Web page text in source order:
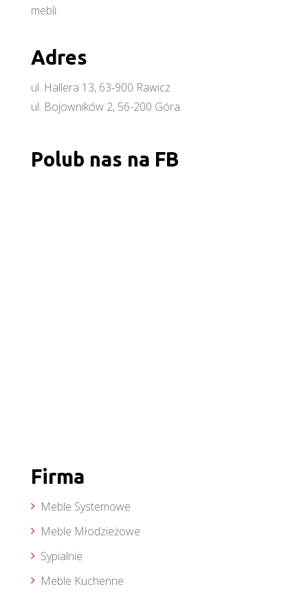
mebli.
Adres
ul. Hallera 13, 63-900 Rawicz
ul. Bojowników 2, 56-200 Góra
Polub nas na FB
Firma
Meble Systemowe
Meble Młodzieżowe
Sypialnie
Meble Kuchenne